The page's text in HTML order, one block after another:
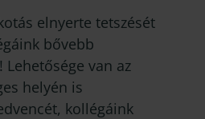
elnyerte tetszését
bővebb
van az
helyén is
kollégáink